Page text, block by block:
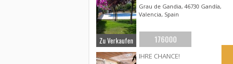
Grau de Gandia, 46730 Gandía,
Valencia, Spain
Zu Verkaufen 176000
IHRE CHANCE!